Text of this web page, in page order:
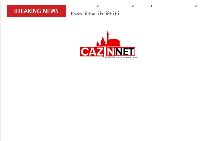
BREAKING NEWS
Krenuo u BiH sa 20 kilograma droge:
Užas: Uhapšen Italijan (45) kako
mobitelom snima djecu na plaži
Čistite dom? Obratite pažnju na stvari